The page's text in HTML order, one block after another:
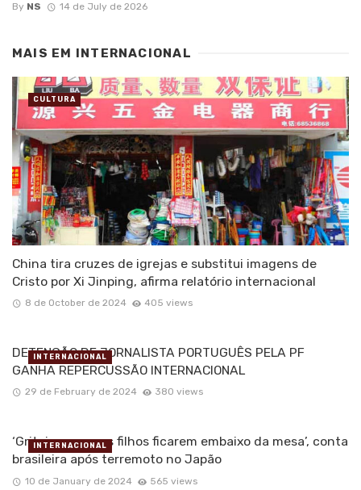
By NS 14 de July de 2026
MAIS EM INTERNACIONAL
China tira cruzes de igrejas e substitui imagens de
Cristo por Xi Jinping, afirma relatório internacional
8 de October de 2024 405 views
CULTURA
DETENÇÃO DE JORNALISTA PORTUGUÊS PELA PF
GANHA REPERCUSSÃO INTERNACIONAL
29 de February de 2024 380 views
INTERNACIONAL
‘Gritei para meus filhos ficarem embaixo da mesa’, conta
brasileira após terremoto no Japão
10 de January de 2024 565 views
INTERNACIONAL